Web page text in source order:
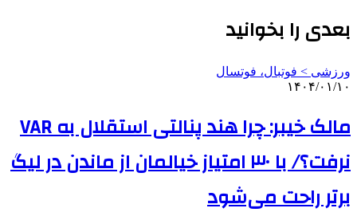
بعدی را بخوانید
ورزشی > فوتبال، فوتسال
۱۴۰۴/۰۱/۱۰
مالک خیبر: چرا هند پنالتی استقلال به VAR
نرفت؟/ با ۳۰ امتیاز خیالمان از ماندن در لیگ
برتر راحت می‌شود